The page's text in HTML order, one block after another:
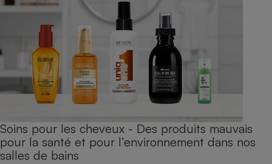
Soins pour les cheveux - Des produits mauvais
pour la santé et pour l’environnement dans nos
salles de bains